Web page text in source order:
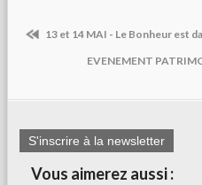
13 et 14 MAI - Le Bonheur est
EVENEMENT
S'inscrire à la newsletter
Vous aimerez aussi :